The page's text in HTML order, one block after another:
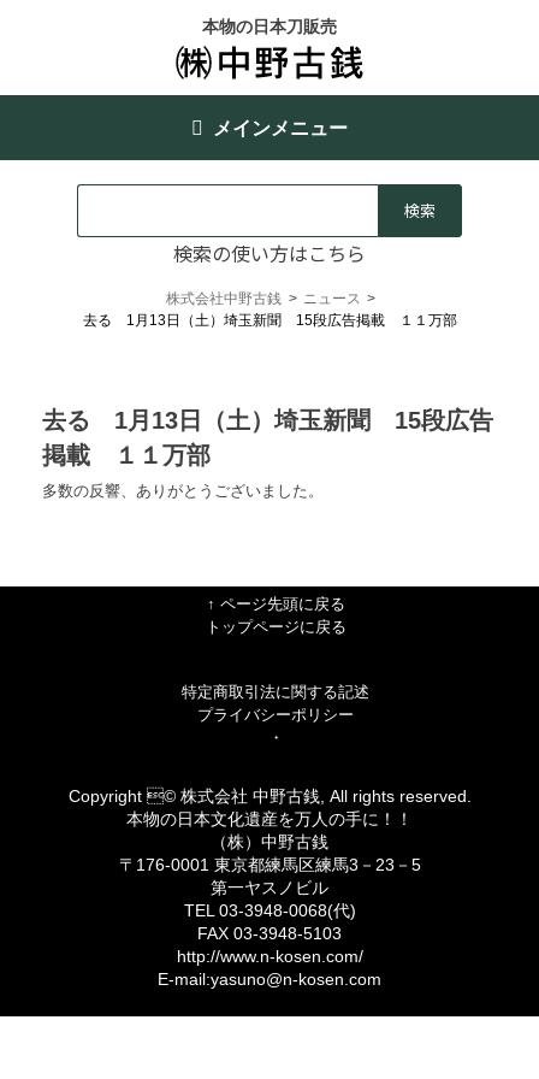
本物の日本刀販売
メインメニュー
検索の使い方はこちら
株式会社中野古銭 > ニュース >
去る 1月13日（土）埼玉新聞 15段広告掲載 １１万部
去る 1月13日（土）埼玉新聞 15段広告
掲載 １１万部
多数の反響、ありがとうございました。
↑ ページ先頭に戻る
トップページに戻る
特定商取引法に関する記述
プライバシーポリシー
・
Copyright © 株式会社 中野古銭, All rights reserved.
本物の日本文化遺産を万人の手に！！
（株）中野古銭
〒176-0001 東京都練馬区練馬3－23－5
第一ヤスノビル
TEL 03-3948-0068(代)
FAX 03-3948-5103
http://www.n-kosen.com/
E-mail:yasuno@n-kosen.com